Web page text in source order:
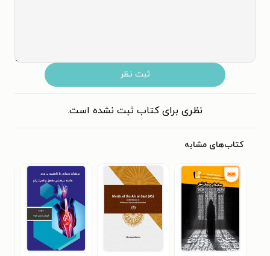
ثبت نظر
نظری برای کتاب ثبت نشده است.
کتاب‌های مشابه